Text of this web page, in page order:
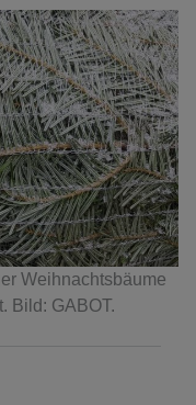
Weihnachtsbäume
Bild: GABOT.